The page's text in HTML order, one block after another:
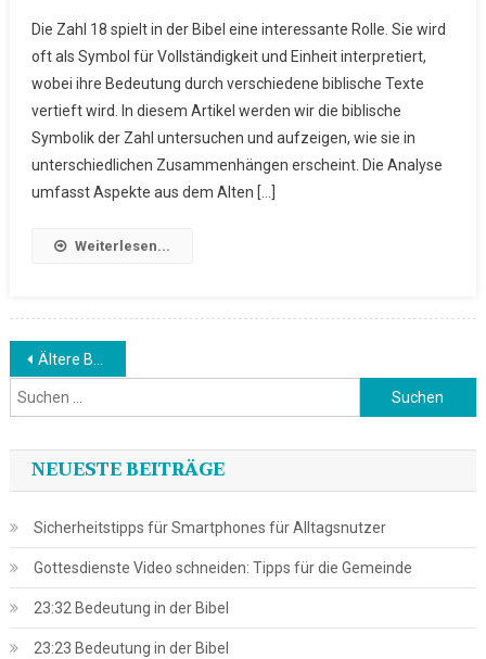
Die Zahl 18 spielt in der Bibel eine interessante Rolle. Sie wird
oft als Symbol für Vollständigkeit und Einheit interpretiert,
wobei ihre Bedeutung durch verschiedene biblische Texte
vertieft wird. In diesem Artikel werden wir die biblische
Symbolik der Zahl untersuchen und aufzeigen, wie sie in
unterschiedlichen Zusammenhängen erscheint. Die Analyse
umfasst Aspekte aus dem Alten […]
Weiterlesen...
Beitragsnavigation
Ältere Beiträge
Suchen
nach:
NEUESTE BEITRÄGE
Sicherheitstipps für Smartphones für Alltagsnutzer
Gottesdienste Video schneiden: Tipps für die Gemeinde
23:32 Bedeutung in der Bibel
23:23 Bedeutung in der Bibel